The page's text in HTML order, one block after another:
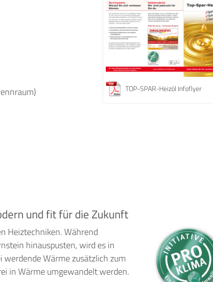
TOP-SPAR-Heizöl Infoflyer
und fit für die Zukunft
Heiztechniken. Während
hinauspusten, wird es in
Wärme zusätzlich zum
in Wärme umgewandelt werden.